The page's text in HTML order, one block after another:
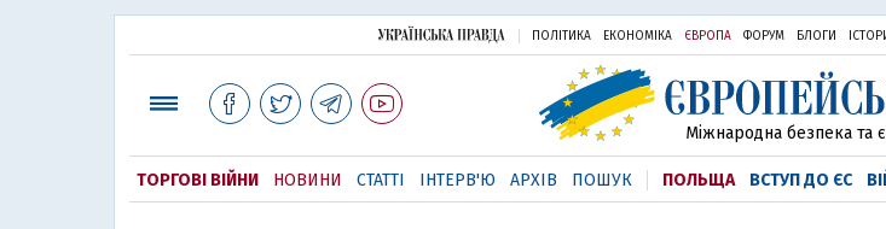
ПОЛІТИКА ЕКОНОМІКА ЄВРОПА ФОРУМ БЛОГИ
Міжнародна безпека та
ТОРГОВІ ВІЙНИ НОВИНИ СТАТТІ ІНТЕРВ'Ю АРХІВ ПОШУК ПОЛЬЩА ВСТУП ДО ЄС